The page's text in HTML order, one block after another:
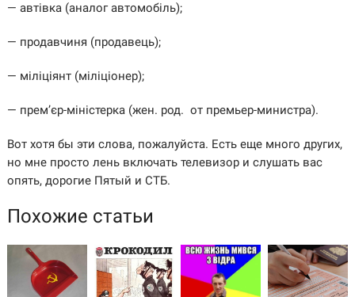
— автівка (аналог автомобіль);
— продавчиня (продавець);
— міліціянт (міліціонер);
— прем’єр-міністерка (жен. род. от премьер-министра).
Вот хотя бы эти слова, пожалуйста. Есть еще много других,
но мне просто лень включать телевизор и слушать вас
опять, дорогие Пятый и СТБ.
Похожие статьи